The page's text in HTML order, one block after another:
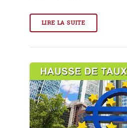
LIRE LA SUITE